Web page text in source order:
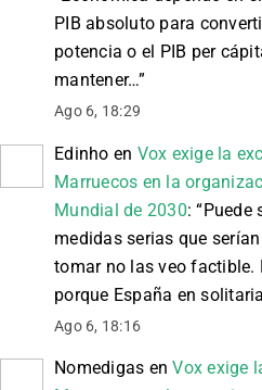
PIB absoluto para
potencia o el PIB per
mantener…”
Ago 6, 18:29
Edinho en Vox exige la
Marruecos en la
Mundial de 2030: “Puede
medidas serias que
tomar no las veo factible.
porque España en
Ago 6, 18:16
Nomedigas enVox exige